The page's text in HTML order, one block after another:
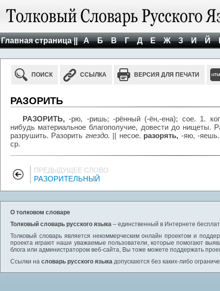
Главная страница || А Б В Г Д Е Ж З И Й
ПОИСК ССЫЛКА ВЕРСИЯ ДЛЯ ПЕЧАТИ
РАЗОРИТЬ
РАЗОРИТЬ, -рю, -ришь; -рённый (-ён,-ена); сое. 1.
нибудь материальное благополучие, довести до нищеты.
разрушить. Разорить гнездо. || несое. разорять, -яю, -
ср.
ПРЕДЫДУЩЕЕ СЛОВО
РАЗОРИТЕЛЬНЫЙ
О толковом словаре
Толковый словарь русского языка – единственный в Интернете
Толковый словарь является некоммерческим онлайн проектом и
проекта играют наши уважаемые пользователи, которые помогают
блога или администратором веб-сайта, Вы тоже можете поддержать
Ссылки на словарь русского языка допускаются без каких-либо